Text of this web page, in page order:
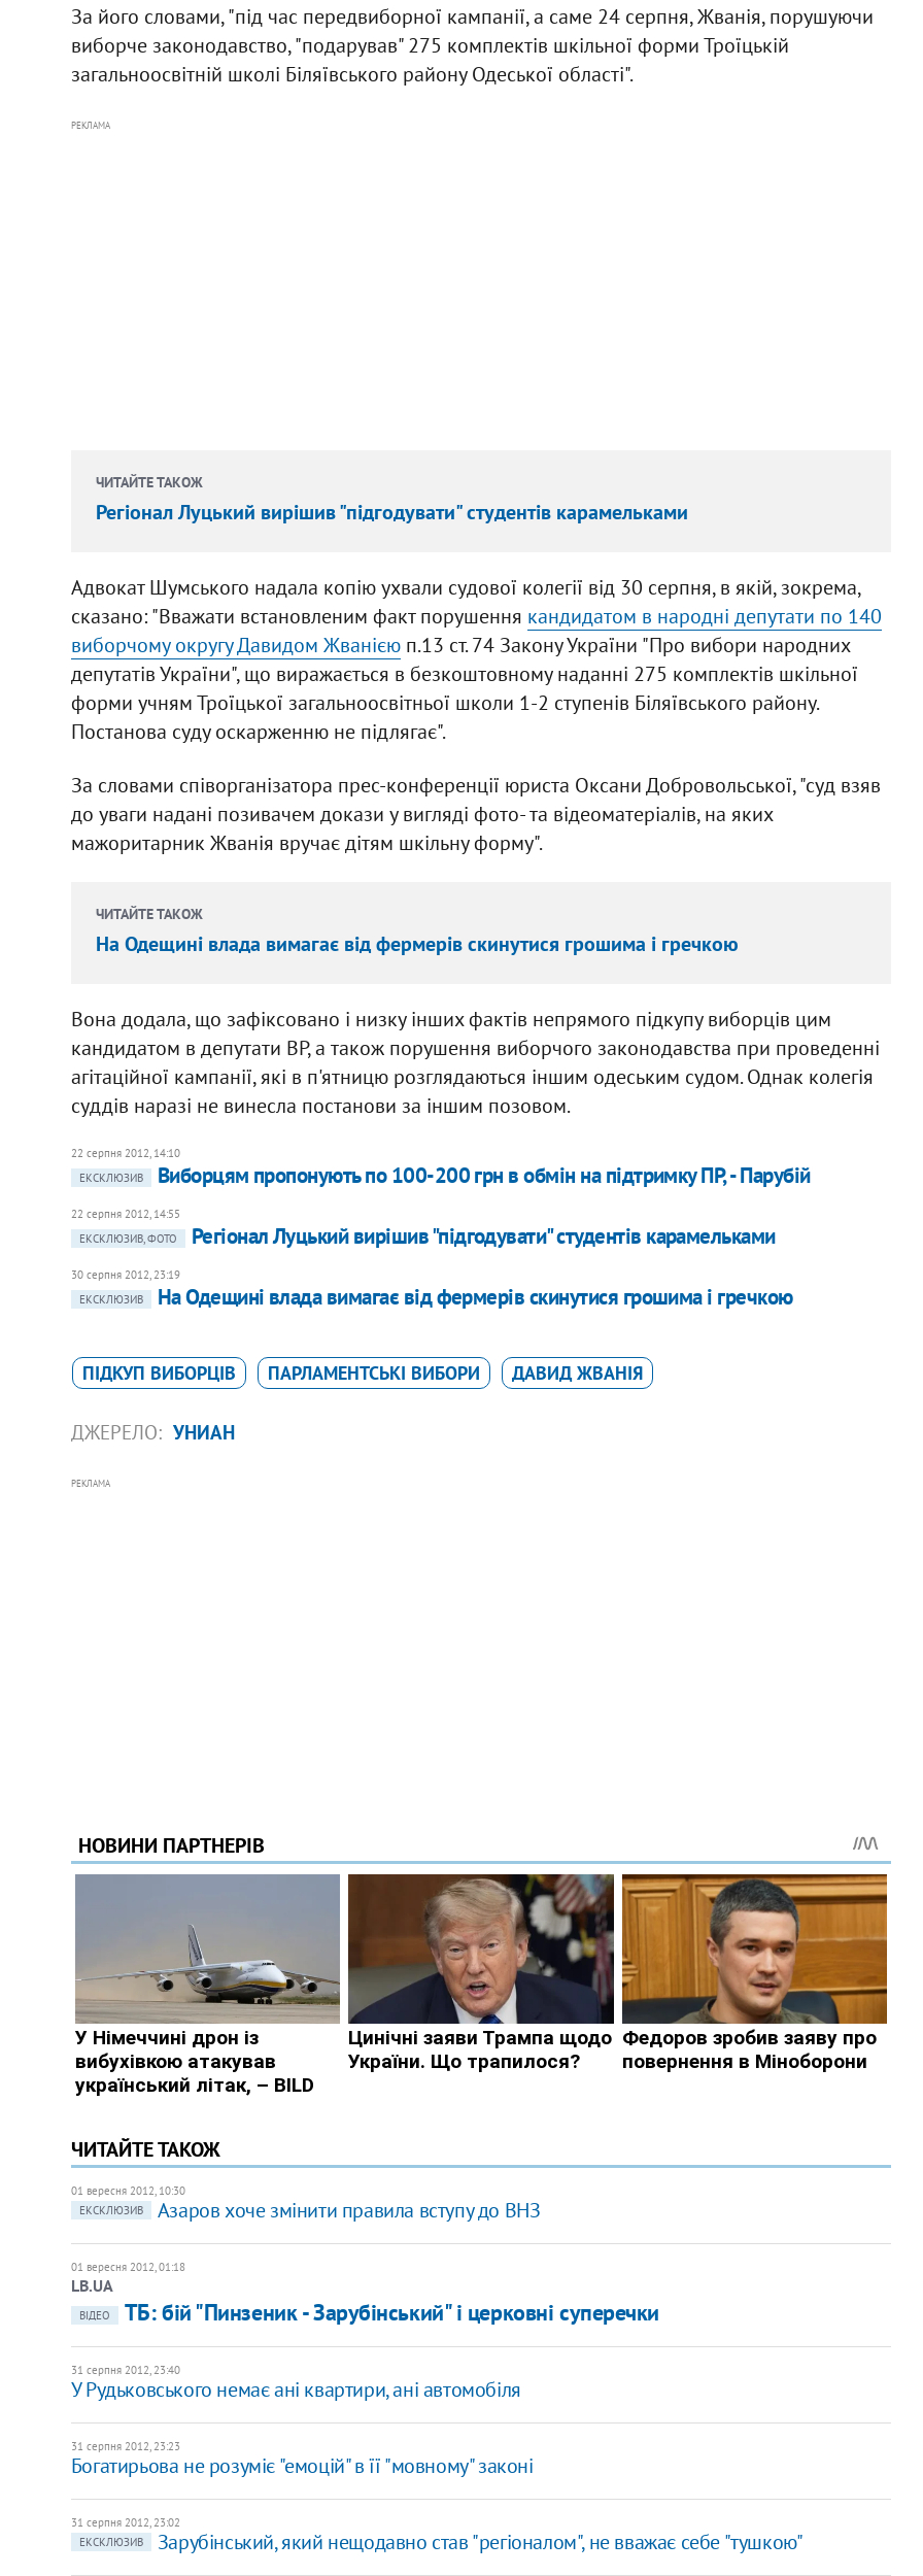
За його словами, "під час передвиборної кампанії, а саме 24 серпня, Жванія, порушуючи
виборче законодавство, "подарував" 275 комплектів шкільної форми Троїцькій
загальноосвітній школі Біляївського району Одеської області".
РЕКЛАМА
ЧИТАЙТЕ ТАКОЖ
Регіонал Луцький вирішив "підгодувати" студентів карамельками
Адвокат Шумського надала копію ухвали судової колегії від 30 серпня, в якій, зокрема,
сказано: "Вважати встановленим факт порушення кандидатом в народні депутати по 140
виборчому округу Давидом Жванієюп.13 ст. 74 Закону України "Про вибори народних
депутатів України", що виражається в безкоштовному наданні 275 комплектів шкільної
форми учням Троїцької загальноосвітньої школи 1-2 ступенів Біляївського району.
Постанова суду оскарженню не підлягає".
За словами співорганізатора прес-конференції юриста Оксани Добровольської, "суд взяв
до уваги надані позивачем докази у вигляді фото- та відеоматеріалів, на яких
мажоритарник Жванія вручає дітям шкільну форму".
ЧИТАЙТЕ ТАКОЖ
На Одещині влада вимагає від фермерів скинутися грошима і гречкою
Вона додала, що зафіксовано і низку інших фактів непрямого підкупу виборців цим
кандидатом в депутати ВР, а також порушення виборчого законодавства при проведенні
агітаційної кампанії, які в п'ятницю розглядаються іншим одеським судом. Однак колегія
суддів наразі не винесла постанови за іншим позовом.
22 серпня 2012, 14:10
ЕКСКЛЮЗИВ
Виборцям пропонують по 100-200 грн в обмін на підтримку ПР, - Парубій
22 серпня 2012, 14:55
ЕКСКЛЮЗИВ, ФОТО
Регіонал Луцький вирішив "підгодувати" студентів карамельками
30 серпня 2012, 23:19
ЕКСКЛЮЗИВ
На Одещині влада вимагає від фермерів скинутися грошима і гречкою
ПІДКУП ВИБОРЦІВ ПАРЛАМЕНТСЬКІ ВИБОРИ ДАВИД ЖВАНІЯ
ДЖЕРЕЛО: УНИАН
РЕКЛАМА
ЧИТАЙТЕ ТАКОЖ
01 вересня 2012, 10:30
ЕКСКЛЮЗИВ
Азаров хоче змінити правила вступу до ВНЗ
01 вересня 2012, 01:18
LB.UA
ВІДЕО ТБ: бій "Пинзеник - Зарубінський" і церковні суперечки
31 серпня 2012, 23:40
У Рудьковського немає ані квартири, ані автомобіля
31 серпня 2012, 23:23
Богатирьова не розуміє "емоцій" в її "мовному" законі
31 серпня 2012, 23:02
ЕКСКЛЮЗИВ
Зарубінський, який нещодавно став "регіоналом", не вважає себе "тушкою"